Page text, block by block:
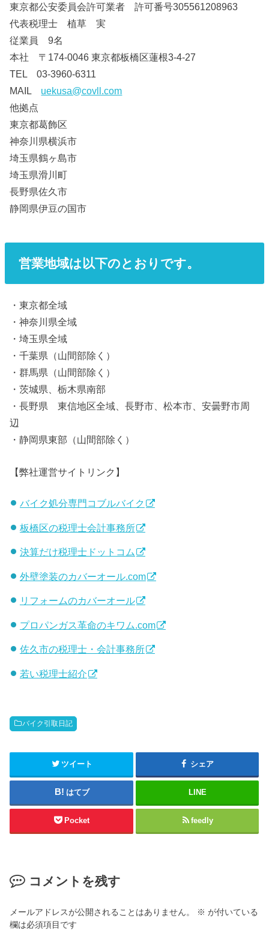
東京都公安委員会許可業者 許可番号305561208963
代表税理士 植草 実
従業員 9名
本社 〒174-0046 東京都板橋区蓮根3-4-27
TEL 03-3960-6311
MAIL uekusa@covll.com
他拠点
東京都葛飾区
神奈川県横浜市
埼玉県鶴ヶ島市
埼玉県滑川町
長野県佐久市
静岡県伊豆の国市
営業地域は以下のとおりです。
・東京都全域
・神奈川県全域
・埼玉県全域
・千葉県（山間部除く）
・群馬県（山間部除く）
・茨城県、栃木県南部
・長野県 東信地区全域、長野市、松本市、安曇野市周
辺
・静岡県東部（山間部除く）
【弊社運営サイトリンク】
バイク処分専門コブルバイク
板橋区の税理士会計事務所
決算だけ税理士ドットコム
外壁塗装のカバーオール.com
リフォームのカバーオール
プロパンガス革命のキワム.com
佐久市の税理士・会計事務所
若い税理士紹介
バイク引取日記
ツイート シェア
はてブ LINE
Pocket feedly
コメントを残す
メールアドレスが公開されることはありません。 ※ が付いている
欄は必須項目です